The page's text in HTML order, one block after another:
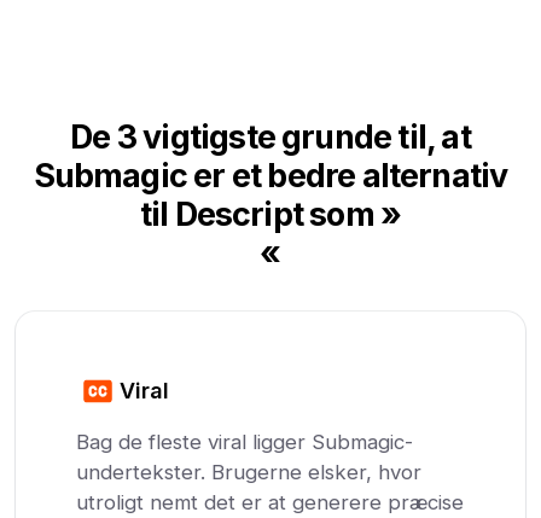
De 3 vigtigste grunde til, at
Submagic er et bedre alternativ
til Descript som »
«
Viral
Bag de fleste viral ligger Submagic-
undertekster. Brugerne elsker, hvor
utroligt nemt det er at generere præcise